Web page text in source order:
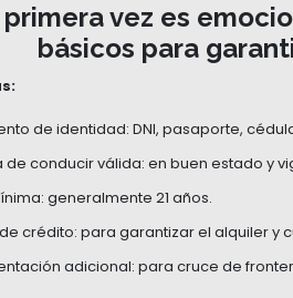
vez es
básicos para
de identidad: DNI, pasaporte,
de conducir válida: en buen estado y
generalmente 21 años.
crédito: para garantizar el alquiler y
adicional: para cruce de